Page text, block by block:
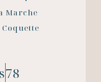
Marche
Coquette
78